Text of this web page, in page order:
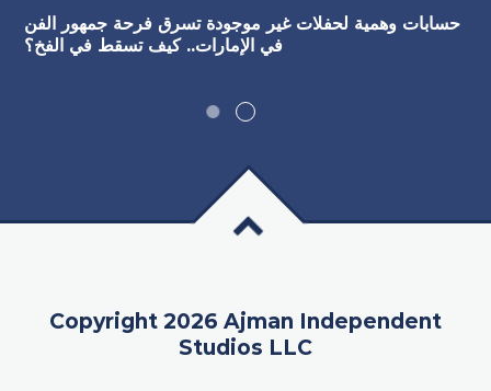
حسابات وهمية لحفلات غير موجودة تسرق فرحة جمهور الفن
في الإمارات.. كيف تسقط في الفخ؟
Copyright 2026 Ajman Independent
Studios LLC